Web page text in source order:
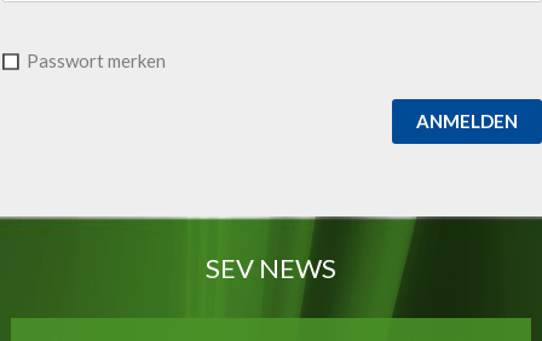
Passwort merken
ANMELDEN
SEV NEWS